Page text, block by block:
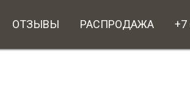
ОТЗЫВЫ РАСПРОДАЖА +7